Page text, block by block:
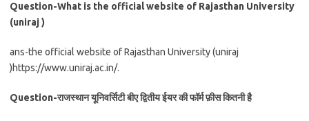
Question-What is the official website of Rajasthan University
(uniraj )
ans-the official website of Rajasthan University (uniraj
)https://www.uniraj.ac.in/.
Question-राजस्थान यूनिवर्सिटी बीए द्वितीय ईयर की फॉर्म फ़ीस कितनी है